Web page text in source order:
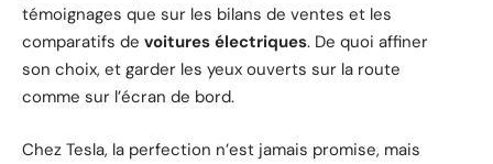
témoignages que sur les bilans de ventes et les
comparatifs de voitures électriques. De quoi affiner
son choix, et garder les yeux ouverts sur la route
comme sur l’écran de bord.
Chez Tesla, la perfection n’est jamais promise, mais